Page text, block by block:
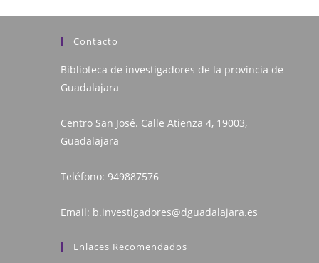
Contacto
Biblioteca de investigadores de la provincia de
Guadalajara
Centro San José. Calle Atienza 4, 19003,
Guadalajara
Teléfono: 949887576
Email: b.investigadores@dguadalajara.es
Enlaces Recomendados